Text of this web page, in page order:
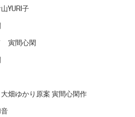
YURI子
寅間心閑
畑ゆかり原案 寅間心閑作